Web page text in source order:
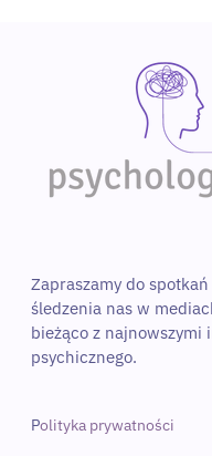
Zapraszamy do
śledzenia nas w
bieżąco z
psychicznego.
Polityka prywatności